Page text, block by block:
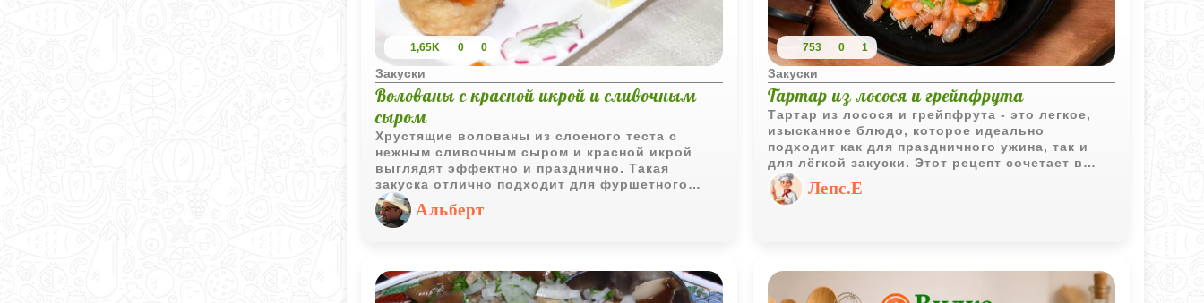
1,65K 0 0
Закуски
Волованы с красной икрой и сливочным
сыром
Хрустящие волованы из слоеного теста с
нежным сливочным сыром и красной икрой
выглядят эффектно и празднично. Такая
закуска отлично подходит для фуршетного
стола, новогоднего меню или красивой подачи
к бокалу игристого.
Альберт
753 0 1
Закуски
Тартар из лосося и грейпфрута
Тартар из лосося и грейпфрута - это легкое,
изысканное блюдо, которое идеально
подходит как для праздничного ужина, так и
для лёгкой закуски. Этот рецепт сочетает в
себе свежесть, текстурное разнообразие и
изысканную простоту, превращая привычные
Лепс.Е